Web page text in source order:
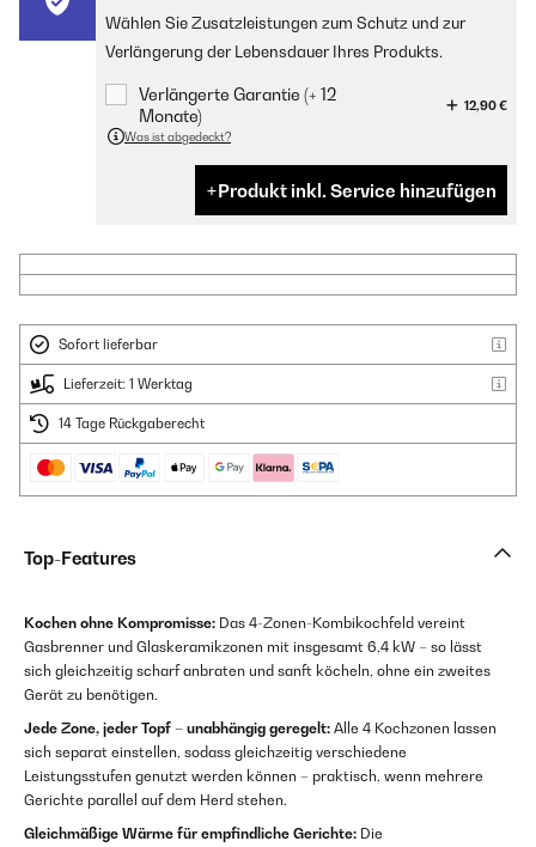
Wählen Sie Zusatzleistungen zum Schutz und zur
Verlängerung der Lebensdauer Ihres Produkts.
Verlängerte Garantie (+ 12
Monate)
12,90 €
Was ist abgedeckt?
Produkt inkl. Service hinzufügen
Sofort lieferbar
Lieferzeit: 1 Werktag
14 Tage Rückgaberecht
Top-Features
Kochen ohne Kompromisse: Das 4-Zonen-Kombikochfeld vereint
Gasbrenner und Glaskeramikzonen mit insgesamt 6,4 kW – so lässt
sich gleichzeitig scharf anbraten und sanft köcheln, ohne ein zweites
Gerät zu benötigen.
Jede Zone, jeder Topf – unabhängig geregelt: Alle 4 Kochzonen lassen
sich separat einstellen, sodass gleichzeitig verschiedene
Leistungsstufen genutzt werden können – praktisch, wenn mehrere
Gerichte parallel auf dem Herd stehen.
Gleichmäßige Wärme für empfindliche Gerichte: Die